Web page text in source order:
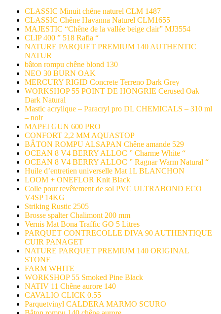
CLASSIC Minuit chêne naturel CLM 1487
CLASSIC Chêne Havanna Naturel CLM1655
MAJESTIC “Chêne de la vallée beige clair” MJ3554
CLIP 400 ” 518 Rafia “
NATURE PARQUET PREMIUM 140 AUTHENTIC
NATUR
bâton rompu chêne blond 130
NEO 30 BURN OAK
MERCURY RIGID Concrete Terreno Dark Grey
WORKSHOP 55 POINT DE HONGRIE Cerused Oak
Dark Natural
Mastic acrylique – Paracryl pro DL CHEMICALS – 310 ml
– noir
MAPEI GUN 600 PRO
CONFORT 2,2 MM AQUASTOP
BÂTON ROMPU ALSAPAN Chêne amande 529
OCEAN 8 V4 BERRY ALLOC ” Charme White “
OCEAN 8 V4 BERRY ALLOC ” Ragnar Warm Natural “
Huile d’entretien universelle Mat 1L BLANCHON
LOOM + ONEFLOR Knit Black
Colle pour revêtement de sol PVC ULTRABOND ECO
V4SP 14KG
Striking Rustic 2505
Brosse spalter Chalimont 200 mm
Vernis Mat Bona Traffic GO 5 Litres
PARQUET CONTRECOLLE DIVA 90 AUTHENTIQUE
CUIR PANAGET
NATURE PARQUET PREMIUM 140 ORIGINAL
STONE
FARM WHITE
WORKSHOP 55 Smoked Pine Black
NATIV 11 Chêne aurore 140
CAVALIO CLICK 0.55
Parquetvinyl CALDERA MARMO SCURO